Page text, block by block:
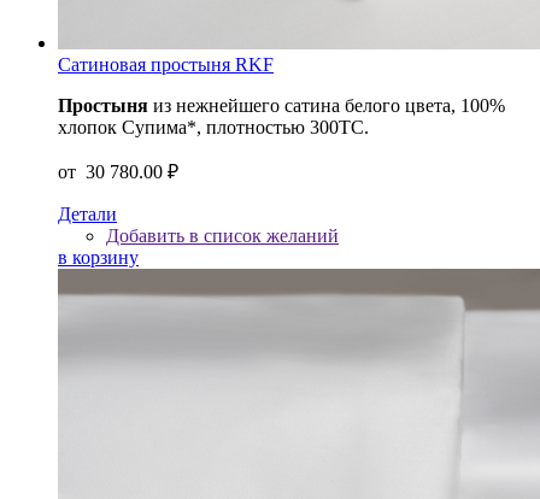
Сатиновая простыня RKF
Простыня из нежнейшего сатина белого цвета, 100%
хлопок Супима*, плотностью 300ТС.
от 30 780.00 ₽
Детали
Добавить в список желаний
в корзину